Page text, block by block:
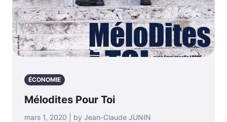
ÉCONOMIE
Mélodites Pour Toi
mars 1, 2020 | by Jean-Claude JUNIN